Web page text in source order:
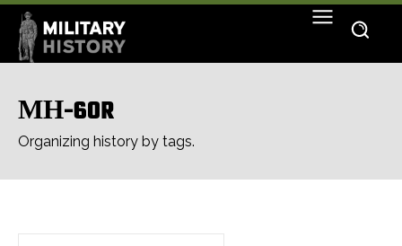
ΜΗ-60R
Organizing history by tags.